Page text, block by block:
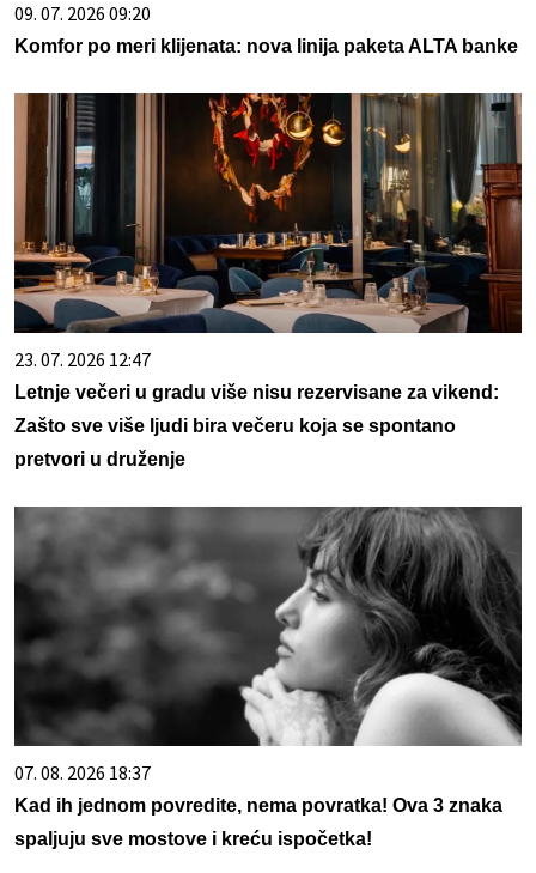
09. 07. 2026 09:20
Komfor po meri klijenata: nova linija paketa ALTA banke
23. 07. 2026 12:47
Letnje večeri u gradu više nisu rezervisane za vikend:
Zašto sve više ljudi bira večeru koja se spontano
pretvori u druženje
07. 08. 2026 18:37
Kad ih jednom povredite, nema povratka! Ova 3 znaka
spaljuju sve mostove i kreću ispočetka!